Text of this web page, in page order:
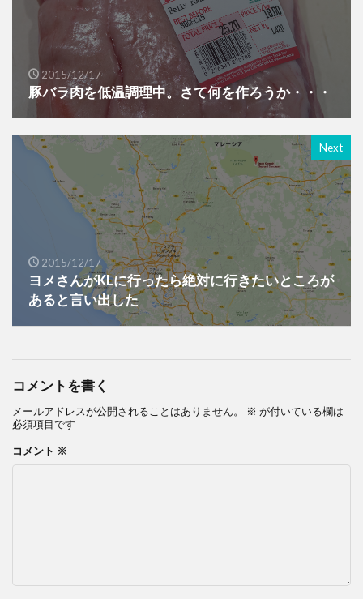
2015/12/17
豚バラ肉を低温調理中。さて何を作ろうか・・・
Next
2015/12/17
ヨメさんがKLに行ったら絶対に行きたいところが
あると言い出した
コメントを書く
メールアドレスが公開されることはありません。 ※ が付いている欄は
必須項目です
コメント ※